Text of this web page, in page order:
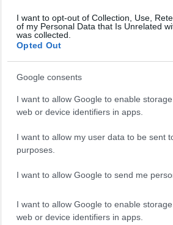
I want to opt-out of Collection, Use,
of my Personal Data that Is Unrelated
was collected.
Opted Out
Google consents
I want to allow Google to enable
web or device identifiers in apps.
I want to allow my user data to be sent
purposes.
I want to allow Google to send me
I want to allow Google to enable
web or device identifiers in apps.